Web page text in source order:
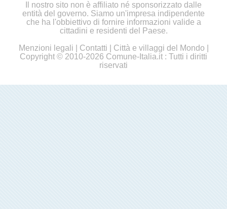
Il nostro sito non è affiliato né sponsorizzato dalle
entità del governo. Siamo un'impresa indipendente
che ha l'obbiettivo di fornire informazioni valide a
cittadini e residenti del Paese.
Menzioni legali
Contatti Città e villaggi del Mondo
Copyright © 2010-2026 Comune-Italia.it : Tutti i diritti
riservati